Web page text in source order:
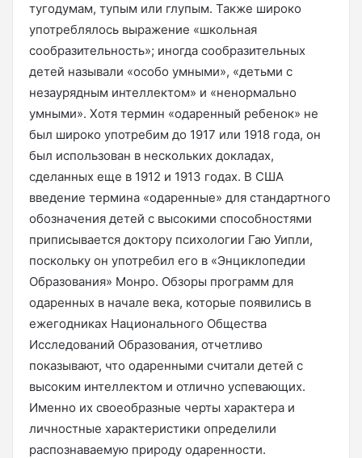
тугодумам, тупым или глупым. Также широко
употреблялось выражение «школьная
сообразительность»; иногда сообразительных
детей называли «особо умными», «детьми с
незаурядным интеллектом» и «ненормально
умными». Хотя термин «одаренный ребенок» не
был широко употребим до 1917 или 1918 года, он
был использован в нескольких докладах,
сделанных еще в 1912 и 1913 годах. В США
введение термина «одаренные» для стандартного
обозначения детей с высокими способностями
приписывается доктору психологии Гаю Уипли,
поскольку он употребил его в «Энциклопедии
Образования» Монро. Обзоры программ для
одаренных в начале века, которые появились в
ежегодниках Национального Общества
Исследований Образования, отчетливо
показывают, что одаренными считали детей с
высоким интеллектом и отлично успевающих.
Именно их своеобразные черты характера и
личностные характеристики определили
распознаваемую природу одаренности.